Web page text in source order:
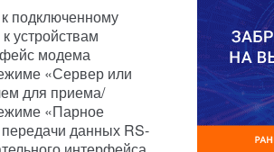
подключенному
устройствам
модема
«Сервер или
для приема/
«Парное
данных RS-